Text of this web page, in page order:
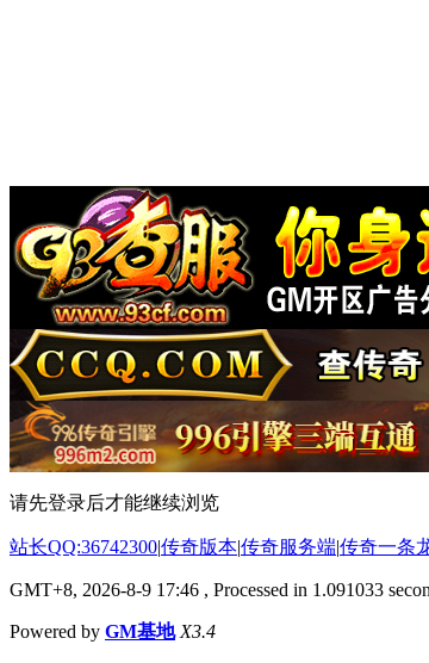
请先登录后才能继续浏览
站长QQ:36742300|传奇版本|传奇服务端|传奇一条
GMT+8, 2026-8-9 17:46 , Processed in 1.091033
Powered by GM基地 X3.4